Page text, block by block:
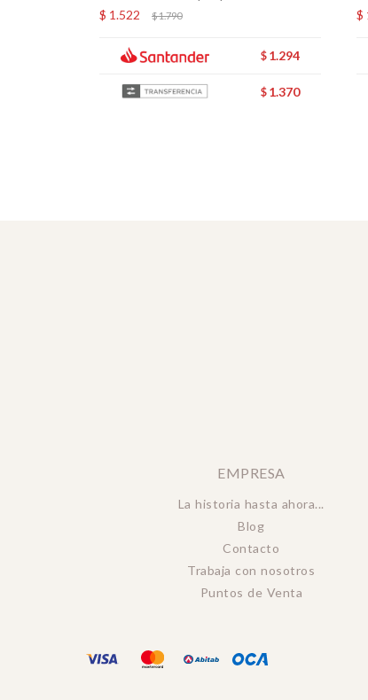
$ 1.522 $1.790
$ 1.294
$ 1.370
$
EMPRESA
La historia hasta ahora...
Blog
Contacto
Trabaja con nosotros
Puntos de Venta